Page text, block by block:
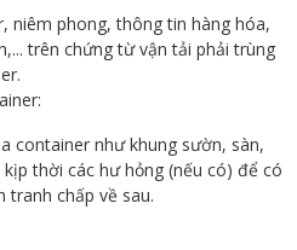
niêm phong, thông tin hàng hóa,
trên chứng từ vận tải phải trùng
container như khung sườn, sàn,
thời các hư hỏng (nếu có) để có
tranh chấp về sau.